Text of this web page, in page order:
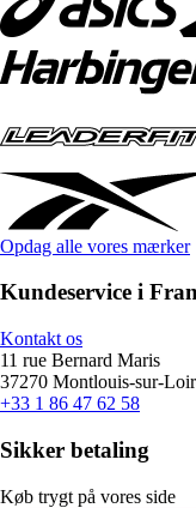
Opdag alle vores mærker
Kundeservice i
Kontakt os
11 rue Bernard Maris
37270 Montlouis-sur-
+33 1 86 47 62 58
Sikker betaling
Køb trygt på vores side